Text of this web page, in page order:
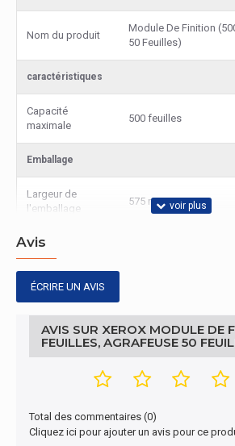
Nom du produit
Module De Finition
50 Feuilles)
caractéristiques
Capacité
maximale
500 feuilles
Emballage
Largeur de
l'emballage
575 mm
Profondeur de
l'emballage
Hauteur de
Poids du paquet 8,73 kg
Caractéristiques
Compatibilité
des
périphériques
Imprimante laser/LED
Avis
ÉCRIRE UN AVIS
AVIS SUR XEROX MODULE DE
FEUILLES, AGRAFEUSE 50
Total des commentaires (0)
Cliquez ici pour ajouter un avis pour ce